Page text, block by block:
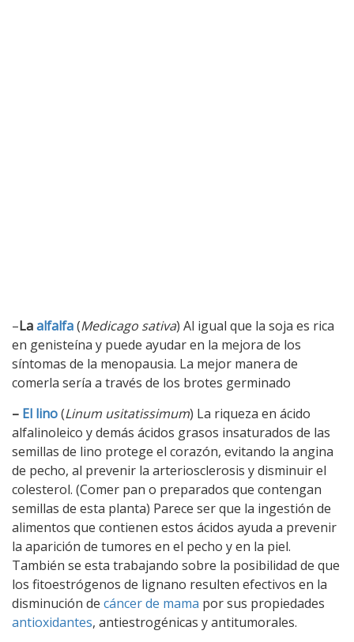
–Laalfalfa(Medicago sativa) Al igual que la soja es rica
en genisteína y puede ayudar en la mejora de los
síntomas de la menopausia. La mejor manera de
comerla sería a través de los brotes germinado
– El lino(Linum usitatissimum) La riqueza en ácido
alfalinoleico y demás ácidos grasos insaturados de las
semillas de lino protege el corazón, evitando la angina
de pecho, al prevenir la arteriosclerosis y disminuir el
colesterol. (Comer pan o preparados que contengan
semillas de esta planta) Parece ser que la ingestión de
alimentos que contienen estos ácidos ayuda a prevenir
la aparición de tumores en el pecho y en la piel.
También se esta trabajando sobre la posibilidad de que
los fitoestrógenos de lignano resulten efectivos en la
disminución de cáncer de mama por sus propiedades
antioxidantes, antiestrogénicas y antitumorales.